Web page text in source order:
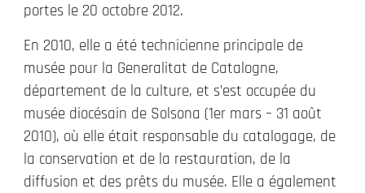
portes le 20 octobre 2012.
En 2010, elle a été technicienne principale de
musée pour la Generalitat de Catalogne,
département de la culture, et s’est occupée du
musée diocésain de Solsona (1er mars – 31 août
2010), où elle était responsable du catalogage, de
la conservation et de la restauration, de la
diffusion et des prêts du musée. Elle a également